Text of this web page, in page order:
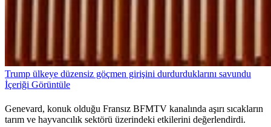
Trump ülkeye düzensiz göçmen girişini durdurduklarını savundu
İçeriği Görüntüle
Genevard, konuk olduğu Fransız BFMTV kanalında aşırı sıcakların
tarım ve hayvancılık sektörü üzerindeki etkilerini değerlendirdi.